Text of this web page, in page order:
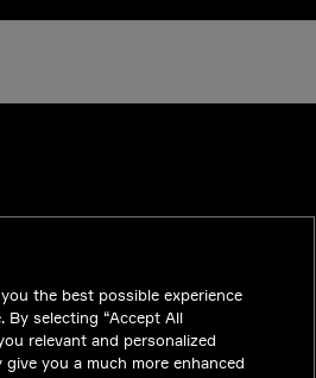
the best possible experience
By selecting “Accept All
relevant and personalized
you a much more enhanced